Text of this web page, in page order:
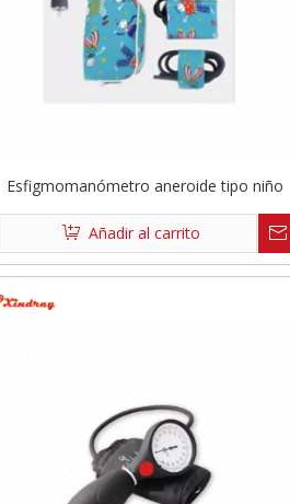
Esfigmomanómetro aneroide tipo niño
Añadir al carrito